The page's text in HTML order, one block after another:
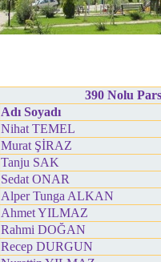
390 Nolu
Adı Soyadı
Nihat TEMEL
Murat ŞİRAZ
Tanju SAK
Sedat ONAR
Alper Tunga ALKAN
Ahmet YILMAZ
Rahmi DOĞAN
Recep DURGUN